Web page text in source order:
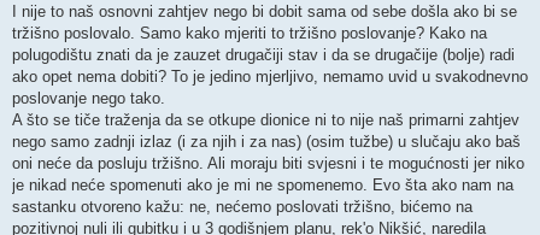
I nije to naš osnovni zahtjev nego bi dobit sama od sebe došla ako bi se
tržišno poslovalo. Samo kako mjeriti to tržišno poslovanje? Kako na
polugodištu znati da je zauzet drugačiji stav i da se drugačije (bolje) radi
ako opet nema dobiti? To je jedino mjerljivo, nemamo uvid u svakodnevno
poslovanje nego tako.
A što se tiče traženja da se otkupe dionice ni to nije naš primarni zahtjev
nego samo zadnji izlaz (i za njih i za nas) (osim tužbe) u slučaju ako baš
oni neće da posluju tržišno. Ali moraju biti svjesni i te mogućnosti jer niko
je nikad neće spomenuti ako je mi ne spomenemo. Evo šta ako nam na
sastanku otvoreno kažu: ne, nećemo poslovati tržišno, bićemo na
pozitivnoj nuli ili gubitku i u 3 godišnjem planu, rek'o Nikšić, naredila